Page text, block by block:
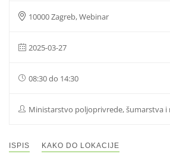
10000 Zagreb, Webinar
2025-03-27
08:30 do 14:30
Ministarstvo poljoprivrede, šumarstva i
ISPIS KAKO DO LOKACIJE